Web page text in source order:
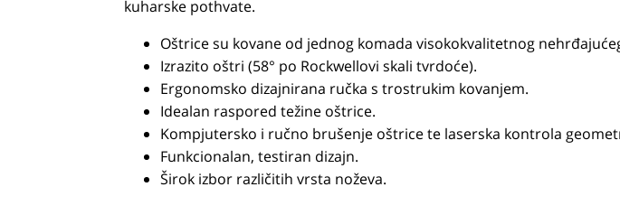
kuharske pothvate.
Oštrice su kovane od jednog komada visokokvalitetnog
Izrazito oštri (58° po Rockwellovi skali tvrdoće).
Ergonomsko dizajnirana ručka s trostrukim kovanjem.
Idealan raspored težine oštrice.
Kompjutersko i ručno brušenje oštrice te laserska kontrola
Funkcionalan, testiran dizajn.
Širok izbor različitih vrsta noževa.